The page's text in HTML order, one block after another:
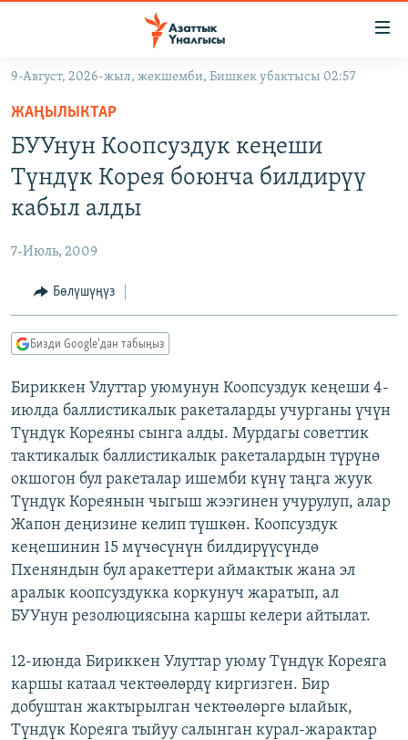
Навигацияга
өтүңүз
Издөөгө
салыңызКЫРГЫЗСТАН
САЯСАТ
МАДАНИЯТ
ДҮЙНӨ
УКРАИНА
ТВ ПРОГРАММАЛАР
БҮГҮН АЗАТТЫКТА
ДАНИСТЕ
ЭЖЕ-СИҢДИЛЕР
АЗАТТЫК+
ЫҢГАЙСЫЗ СУРООЛОР
ПОДКАСТ
ОНЛАЙН ШЕРИНЕ
ЭЕ/АРнун бардык сайттары
9-Август, 2026-жыл, жекшемби, Бишкек убактысы 02:57
ЖАҢЫЛЫКТАР
БУУнун Коопсуздук кеңеши
Түндүк Корея боюнча билдирүү
кабыл алды
7-Июль, 2009
Бөлүшүңүз
Бизди Google'дан табыңыз
Бириккен Улуттар уюмунун Коопсуздук кеңеши 4-
июлда баллистикалык ракеталарды учурганы үчүн
Түндүк Кореяны сынга алды. Мурдагы советтик
тактикалык баллистикалык ракеталардын түрүнө
окшогон бул ракеталар ишемби күнү таңга жуук
Түндүк Кореянын чыгыш жээгинен учурулуп, алар
Жапон деңизине келип түшкөн. Коопсуздук
кеңешинин 15 мүчөсүнүн билдирүүсүндө
Пхеняндын бул аракеттери аймактык жана эл
аралык коопсуздукка коркунуч жаратып, ал
БУУнун резолюциясына каршы келери айтылат.
12-июнда Бириккен Улуттар уюму Түндүк Кореяга
каршы катаал чектөөлөрдү киргизген. Бир
добуштан жактырылган чектөөлөргө ылайык,
Түндүк Кореяга тыйуу салынган курал-жарактар